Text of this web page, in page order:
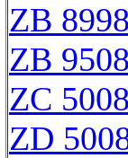
ZB
ZB
ZC
ZD